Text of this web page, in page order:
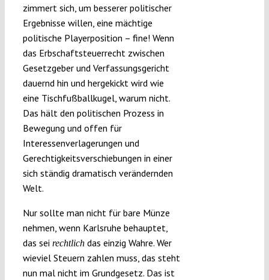
zimmert sich, um besserer politischer
Ergebnisse willen, eine mächtige
politische Playerposition – fine! Wenn
das Erbschaftsteuerrecht zwischen
Gesetzgeber und Verfassungsgericht
dauernd hin und hergekickt wird wie
eine Tischfußballkugel, warum nicht.
Das hält den politischen Prozess in
Bewegung und offen für
Interessenverlagerungen und
Gerechtigkeitsverschiebungen in einer
sich ständig dramatisch verändernden
Welt.
Nur sollte man nicht für bare Münze
nehmen, wenn Karlsruhe behauptet,
das sei rechtlichdas einzig Wahre. Wer
wieviel Steuern zahlen muss, das steht
nun mal nicht im Grundgesetz. Das ist